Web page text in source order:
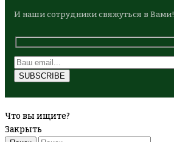
И наши сотрудники свяжуться в Вами!
Что вы ищите?
Закрыть